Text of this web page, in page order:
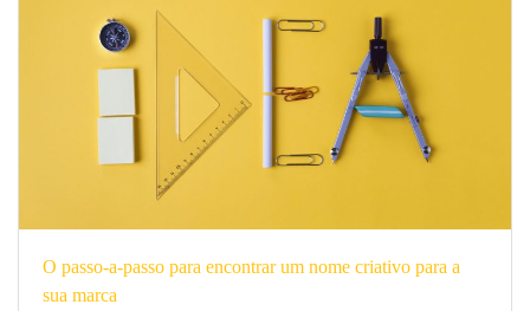
O passo-a-passo para encontrar um nome criativo para a
sua marca